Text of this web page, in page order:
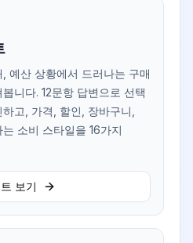
예산 상황에서 드러나는 구매
니다. 12문항 답변으로 선택
고, 가격, 할인, 장바구니,
소비 스타일을 16가지
보기